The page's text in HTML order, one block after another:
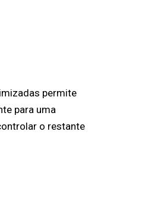
permite
para uma
o restante